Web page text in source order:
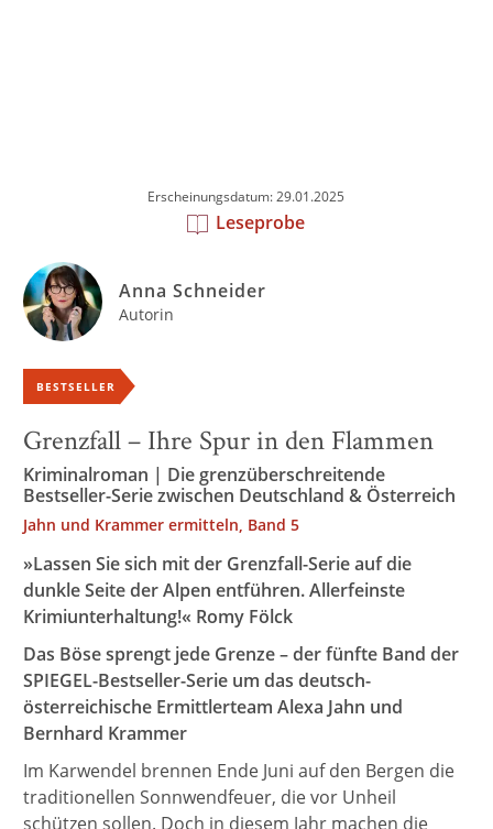
Erscheinungsdatum: 29.01.2025
Leseprobe
Anna Schneider
Autorin
BESTSELLER
Grenzfall – Ihre Spur in den Flammen
Kriminalroman | Die grenzüberschreitende
Bestseller-Serie zwischen Deutschland & Österreich
Jahn und Krammer ermitteln, Band 5
»Lassen Sie sich mit der Grenzfall-Serie auf die
dunkle Seite der Alpen entführen. Allerfeinste
Krimiunterhaltung!« Romy Fölck
Das Böse sprengt jede Grenze – der fünfte Band der
SPIEGEL-Bestseller-Serie um das deutsch-
österreichische Ermittlerteam Alexa Jahn und
Bernhard Krammer
Im Karwendel brennen Ende Juni auf den Bergen die
traditionellen Sonnwendfeuer, die vor Unheil
schützen sollen. Doch in diesem Jahr machen die